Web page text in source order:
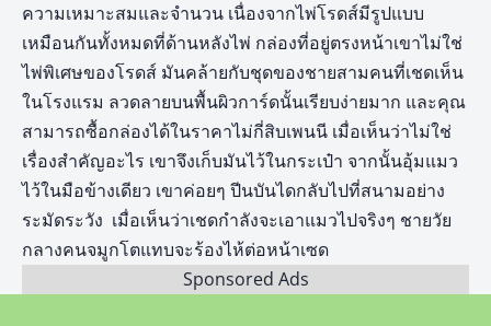
ความเหมาะสมและจำนวน เนื่องจากไพ่โรดส์มีรูปแบบ
เหมือนกันทั้งหมดที่ด้านหลังไพ่ กล่องที่อยู่ตรงหน้าเขาไม่ใช่
ไพ่พิเศษของโรดส์ มันคล้ายกับชุดของชายสามคนที่เชดเห็น
ในโรงแรม ลวดลายบนพื้นผิวการ์ดนั้นเรียบง่ายมาก และคุณ
สามารถซื้อกล่องได้ในราคาไม่กี่สิบเพนนี เมื่อเห็นว่าไม่ใช่
เรื่องสำคัญอะไร เขาจึงเก็บมันไว้ในกระเป๋า จากนั้นอุ้มแมว
ไว้ในมือข้างเดียว เขาค่อยๆ ปีนบันไดกลับไปที่สนามอย่าง
ระมัดระวัง เมื่อเห็นว่าเชดกำลังจะเอาแมวไปจริงๆ ชายวัย
กลางคนจมูกโตแทบจะร้องไห้ต่อหน้าเซด
Sponsored Ads